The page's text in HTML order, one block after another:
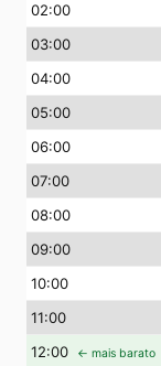
02:00
03:00
04:00
05:00
06:00
07:00
08:00
09:00
10:00
11:00
12:00 ← mais barato